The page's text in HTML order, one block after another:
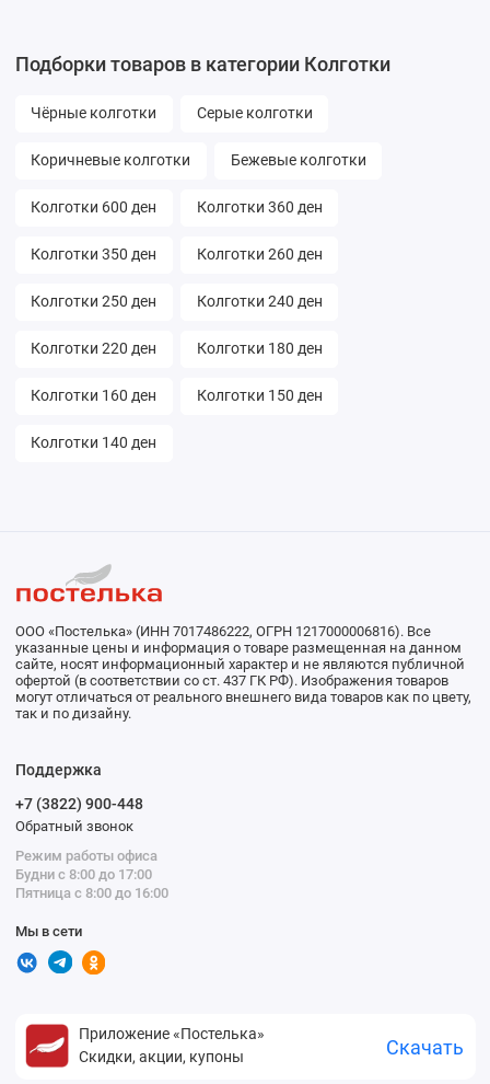
Подборки товаров в категории Колготки
Чёрные колготки Серые колготки
Коричневые колготки Бежевые колготки
Колготки 600 ден Колготки 360 ден
Колготки 350 ден Колготки 260 ден
Колготки 250 ден Колготки 240 ден
Колготки 220 ден Колготки 180 ден
Колготки 160 ден Колготки 150 ден
Колготки 140 ден
ООО «Постелька» (ИНН 7017486222, ОГРН 1217000006816). Все
указанные цены и информация о товаре размещенная на данном
сайте, носят информационный характер и не являются публичной
офертой (в соответствии со ст. 437 ГК РФ). Изображения товаров
могут отличаться от реального внешнего вида товаров как по цвету,
так и по дизайну.
Поддержка
+7 (3822) 900-448
Обратный звонок
Режим работы офиса
Будни с 8:00 до 17:00
Пятница с 8:00 до 16:00
Мы в сети
Приложение «Постелька»
Скидки, акции, купоны
Скачать